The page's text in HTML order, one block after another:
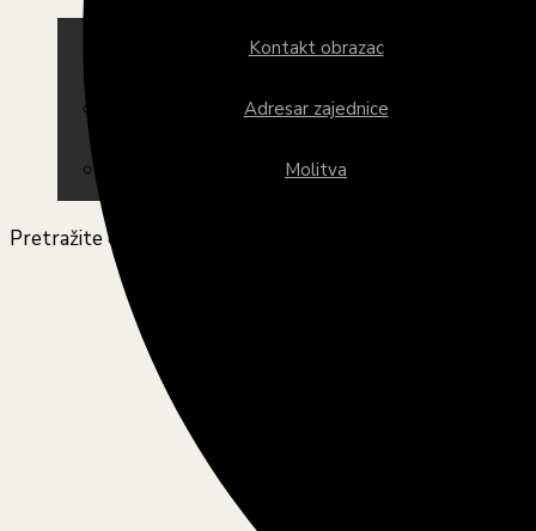
Kontakt obrazac
Adresar zajednice
Molitva
Pretražite ovu web stranicu